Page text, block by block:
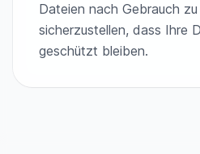
Dateien nach Gebrauch
sicherzustellen, dass Ihre
geschützt bleiben.